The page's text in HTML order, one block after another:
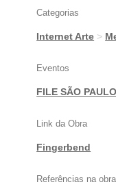
Categorias
Internet Arte >
Eventos
FILE SÃO
Link da Obra
Fingerbend
Referências na obra